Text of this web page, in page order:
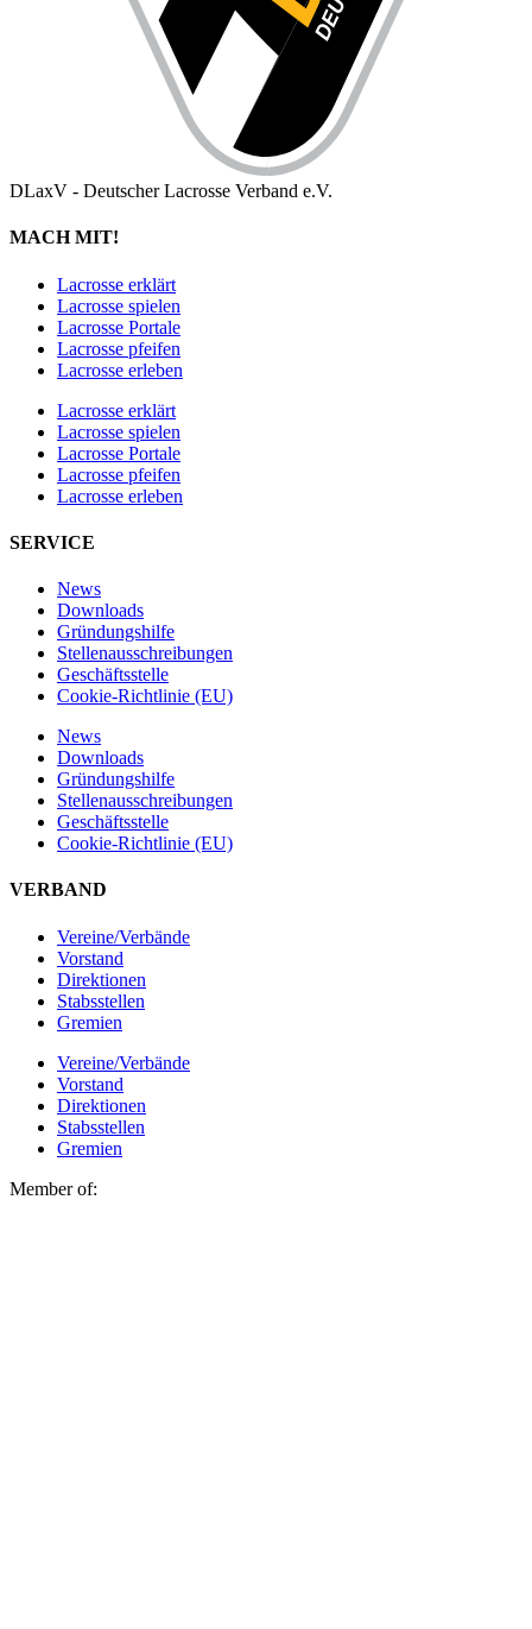
DLaxV - Deutscher Lacrosse Verband e.V.
MACH MIT!
Lacrosse erklärt
Lacrosse spielen
Lacrosse Portale
Lacrosse pfeifen
Lacrosse erleben
Lacrosse erklärt
Lacrosse spielen
Lacrosse Portale
Lacrosse pfeifen
Lacrosse erleben
SERVICE
News
Downloads
Gründungshilfe
Stellen­ausschreibungen
Geschäftsstelle
Cookie-Richtlinie (EU)
News
Downloads
Gründungshilfe
Stellen­ausschreibungen
Geschäftsstelle
Cookie-Richtlinie (EU)
VERBAND
Vereine/Verbände
Vorstand
Direktionen
Stabsstellen
Gremien
Vereine/Verbände
Vorstand
Direktionen
Stabsstellen
Gremien
Member of: